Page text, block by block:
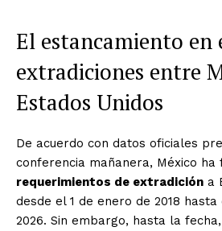
El estancamiento en
extradiciones entre
Estados Unidos
De acuerdo con datos oficiales
conferencia mañanera, México ha
requerimientos de extradición a
desde el 1 de enero de 2018 hasta
2026. Sin embargo, hasta la fecha,